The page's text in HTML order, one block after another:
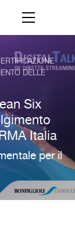
DELLE
Six
Italia
per il